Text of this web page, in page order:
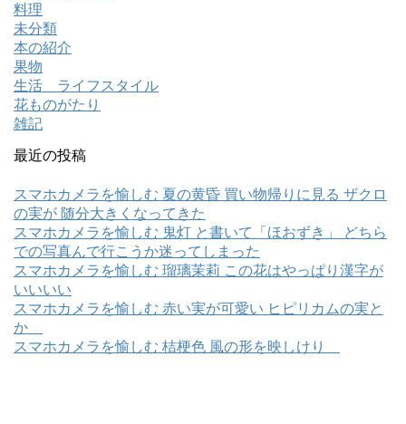
料理
未分類
本の紹介
果物
生活 ライフスタイル
花ものがたり
雑記
最近の投稿
スマホカメラを愉しむ 夏の黄昏 買い物帰りに見る ザクロ
の実が 随分大きくなってきた
スマホカメラを愉しむ 鬼灯 と書いて「ほおずき」 どちら
での写真んで行こうか迷ってしまった
スマホカメラを愉しむ 瑠璃茉莉 この花はやっぱり漢字が
いいいい
スマホカメラを愉しむ 赤い実が可愛い ヒピリカムの実と
か
スマホカメラを愉しむ 桔梗色 風の形を映しけり